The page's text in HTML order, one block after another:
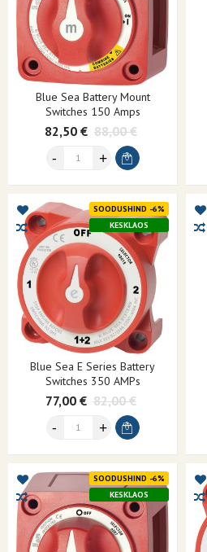
Blue Sea Battery Mount
Switches 150 Amps
82,50 € 88,00 €
SOODUSHIND -6%
KESKLAOS
Blue Sea E Series Battery
Switches 350 AMPs
77,00 € 82,00 €
SOODUSHIND -6%
KESKLAOS